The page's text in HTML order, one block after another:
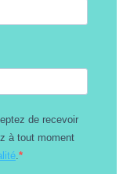
de recevoir
à tout moment